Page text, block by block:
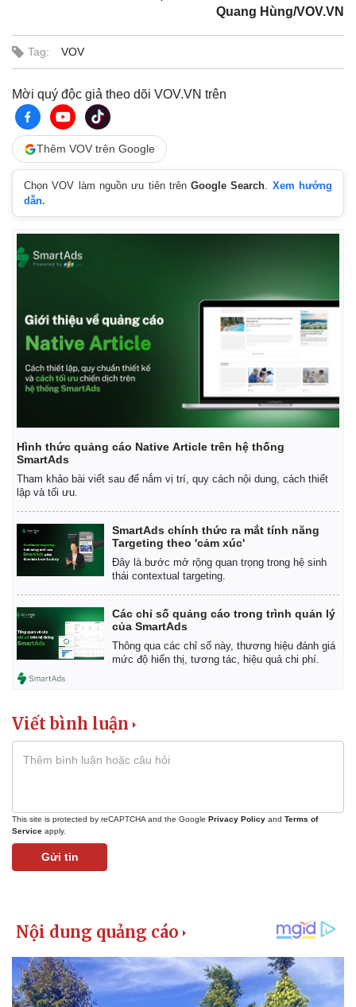
Vụ án
Tin nóng
Quang Hùng/VOV.VN
Tag: VOV
Mời quý độc giả theo dõi VOV.VN trên
Thêm VOV trên Google
Chọn VOV làm nguồn ưu tiên trênGoogle Search. Xem hướng
dẫn.
Hình thức quảng cáo Native Article trên hệ thống
SmartAds
Tham khảo bài viết sau để nắm vị trí, quy cách nội dung, cách thiết
lập và tối ưu.
SmartAds chính thức ra mắt tính năng
Targeting theo 'cảm xúc'
Đây là bước mở rộng quan trọng trong hệ sinh
thái contextual targeting.
Các chỉ số quảng cáo trong trình quản lý
của SmartAds
Thông qua các chỉ số này, thương hiệu đánh giá
mức độ hiển thị, tương tác, hiệu quả chi phí.
Viết bình luận
This site is protected by reCAPTCHA and the Google Privacy Policy and Terms of
Service apply.
Gửi tin